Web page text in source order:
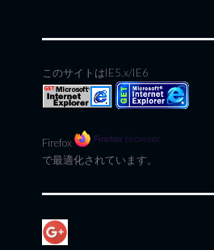
このサイトはIE5.x/IE6
Firefox
で最適化されています。